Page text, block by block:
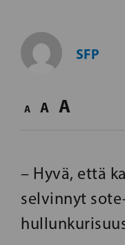
SFP
A A A
– Hyvä, että
selvinnyt